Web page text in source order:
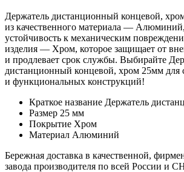
Держатель дистанционный концевой,
из качественного материала — Алюминий,
устойчивость к механическим
изделия — Хром, которое защищает от
и продлевает срок службы. Выбирайте
дистанционный концевой, хром 25мм для
и функциональных конструкций!
Краткое название Держатель
Размер 25 мм
Покрытие Хром
Материал Алюминий
Бережная доставка в качественной,
завода производителя по всей России и